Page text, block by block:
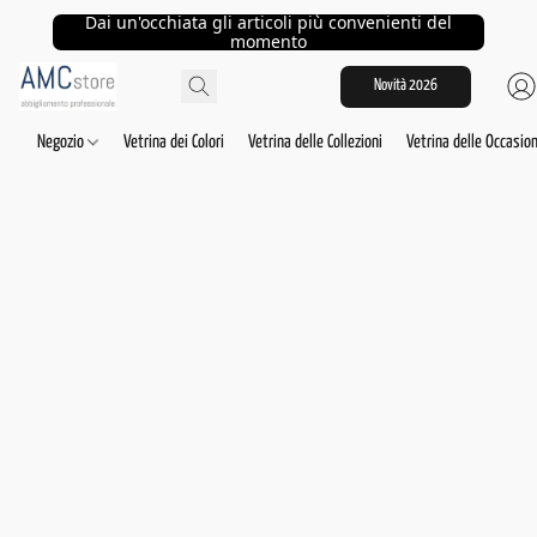
Dai un'occhiata gli articoli più convenienti del
momento
Novità 2026
Negozio Vetrina dei Colori Vetrina delle Collezioni Vetrina delle